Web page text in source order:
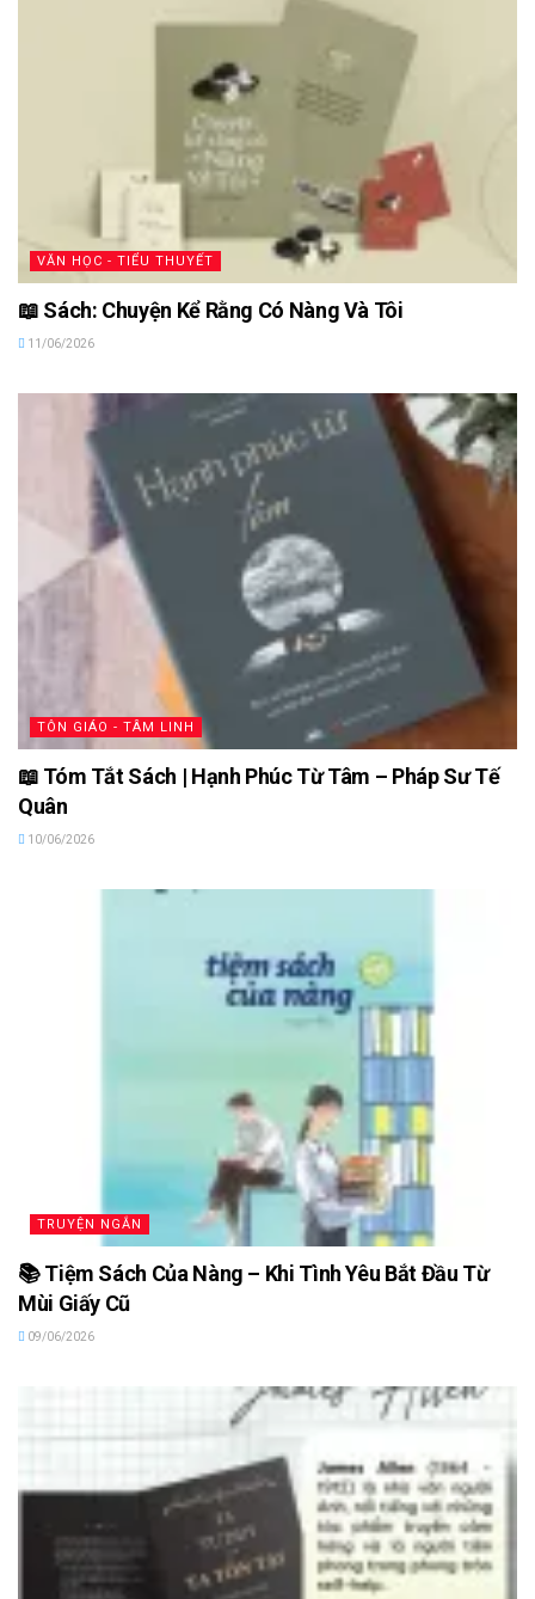
VĂN HỌC - TIỂU THUYẾT
📖 Sách: Chuyện Kể Rằng Có Nàng Và Tôi
11/06/2026
TÔN GIÁO - TÂM LINH
📖 Tóm Tắt Sách | Hạnh Phúc Từ Tâm – Pháp Sư Tế
Quân
10/06/2026
TRUYỆN NGẮN
📚 Tiệm Sách Của Nàng – Khi Tình Yêu Bắt Đầu Từ
Mùi Giấy Cũ
09/06/2026